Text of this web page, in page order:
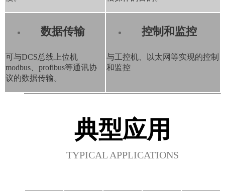
数据传输
可与DCS总线上位机
modbus、profibus等通讯协
议的数据传输。
控制和监控
与工控机、以太网等实现的控制
和监控
典型应用
TYPICAL APPLICATIONS